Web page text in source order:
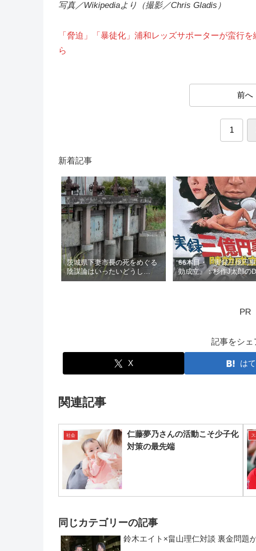
写真／Wikipediaより（撮影／Chris Gladis）
「脅迫」「暴徒化」浦和レッズサポーターが蛮行
ら
前へ
1
新着記事
茨城県下妻市長の死をめぐる
陰謀論はいったいどうし
て？：ロマン優光連載397
66本目・『実録三億円
効成立』：杉作J太郎の
レンタル屋の棚に残し
PR
記事をシェ
X は
関連記事
社会
仁藤夢乃さんの活動こそ少子化
対策の最先端
同じカテゴリーの記事
鈴木エイト×畠山理仁対談 裏金問題